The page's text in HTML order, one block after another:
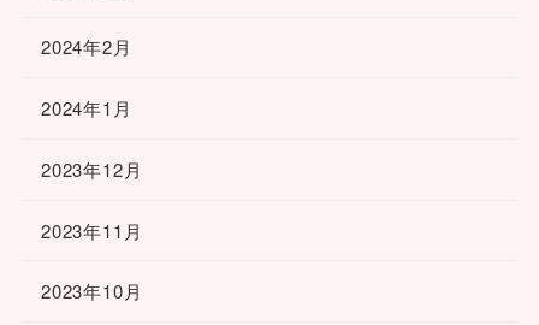
2024年2月
2024年1月
2023年12月
2023年11月
2023年10月